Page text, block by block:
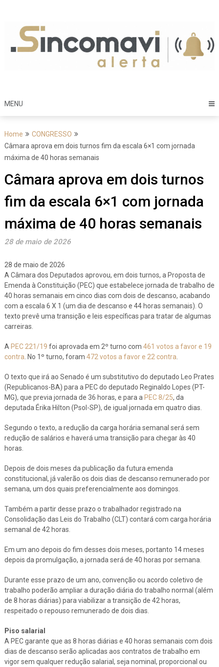
content
MENU
Home
CONGRESSO
Câmara aprova em dois turnos fim da escala 6×1 com jornada
máxima de 40 horas semanais
Câmara aprova em dois turnos
fim da escala 6×1 com jornada
máxima de 40 horas semanais
28 de maio de 2026
28 de maio de 2026
A Câmara dos Deputados aprovou, em dois turnos, a Proposta de
Emenda à Constituição (PEC) que estabelece jornada de trabalho de
40 horas semanais em cinco dias com dois de descanso, acabando
com a escala 6 X 1 (um dia de descanso e 44 horas semanais). O
texto prevê uma transição e leis específicas para tratar de algumas
carreiras.
A PEC 221/19 foi aprovada em 2º turno com 461 votos a favor e 19
contra . No 1º turno, foram 472 votos a favor e 22 contra
O texto que irá ao Senado é um substitutivo do deputado Leo Prates
(Republicanos-BA) para a PEC do deputado Reginaldo Lopes (PT-
MG), que previa jornada de 36 horas, e para a PEC 8/25, da
deputada Érika Hilton (Psol-SP), de igual jornada em quatro dias.
Segundo o texto, a redução da carga horária semanal será sem
redução de salários e haverá uma transição para chegar às 40
horas.
Depois de dois meses da publicação da futura emenda
constitucional, já valerão os dois dias de descanso remunerado por
semana, um dos quais preferencialmente aos domingos.
Também a partir desse prazo o trabalhador registrado na
Consolidação das Leis do Trabalho (CLT) contará com carga horária
semanal de 42 horas.
Em um ano depois do fim desses dois meses, portanto 14 meses
depois da promulgação, a jornada será de 40 horas por semana.
Durante esse prazo de um ano, convenção ou acordo coletivo de
trabalho poderão ampliar a duração diária do trabalho normal (além
de 8 horas diárias) para viabilizar a transição de 42 horas,
respeitado o repouso remunerado de dois dias.
Piso salarial
A PEC garante que as 8 horas diárias e 40 horas semanais com dois
dias de descanso serão aplicadas aos contratos de trabalho em
vigor sem qualquer redução salarial, seja nominal, proporcional ou